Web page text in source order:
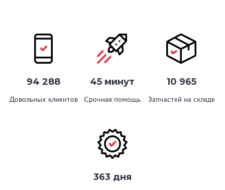
94 288
Довольных клиентов
45 минут
Срочная помощь
10 965
Запчастей на складе
363 дня